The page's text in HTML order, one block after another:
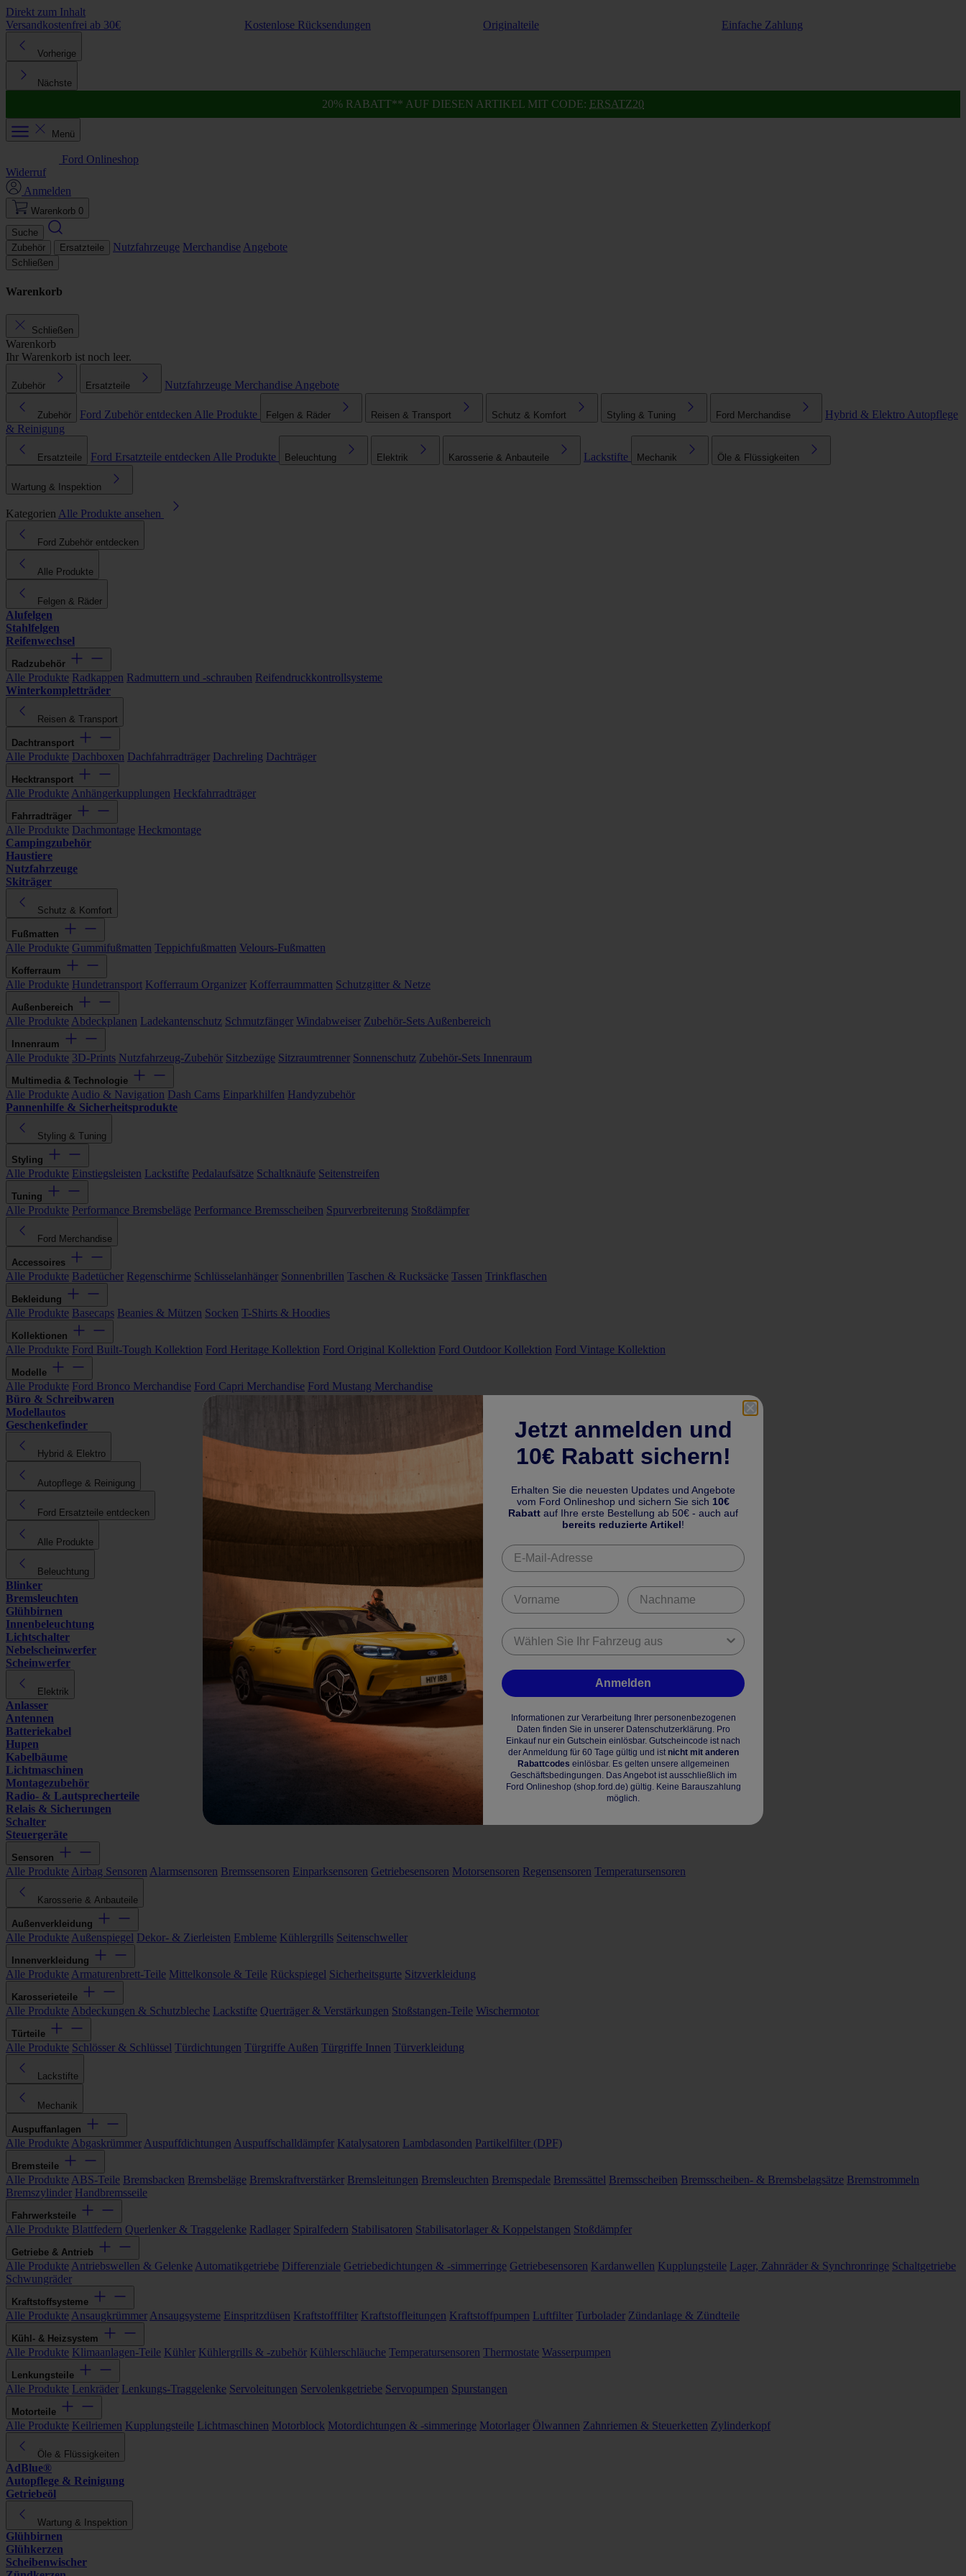
Direkt zum Inhalt
Versandkostenfrei ab 30€
Kostenlose Rücksendungen Originalteile Einfache Zahlung
Vorherige
Nächste
20% RABATT** AUF DIESEN ARTIKEL MIT CODE: ERSATZ20
Menü
Ford Onlineshop
Widerruf
Anmelden
Warenkorb 0
Suche
Zubehör
Ersatzteile Nutzfahrzeuge Merchandise Angebote
Schließen
Warenkorb
Schließen
Warenkorb
Ihr Warenkorb ist noch leer.
Zubehör Ersatzteile Nutzfahrzeuge Merchandise Angebote
Zubehör Ford Zubehör entdecken Alle Produkte Felgen & Räder Reisen & Transport Schutz & Komfort Styling & Tuning Ford Merchandise Hybrid & Elektro Autopflege
& Reinigung
Ersatzteile Ford Ersatzteile entdecken Alle Produkte Beleuchtung Elektrik Karosserie & Anbauteile Lackstifte Mechanik Öle & Flüssigkeiten
Wartung & Inspektion
Kategorien Alle Produkte ansehen
Ford Zubehör entdecken
Alle Produkte
Felgen & Räder
Alufelgen
Stahlfelgen
Reifenwechsel
Radzubehör
Alle Produkte Radkappen Radmuttern und -schrauben Reifendruckkontrollsysteme
Winterkompletträder
Reisen & Transport
Dachtransport
Alle Produkte Dachboxen Dachfahrradträger Dachreling Dachträger
Hecktransport
Alle Produkte Anhängerkupplungen Heckfahrradträger
Fahrradträger
Alle Produkte Dachmontage Heckmontage
Campingzubehör
Haustiere
Nutzfahrzeuge
Skiträger
Schutz & Komfort
Fußmatten
Alle Produkte Gummifußmatten Teppichfußmatten Velours-Fußmatten
Kofferraum
Alle Produkte Hundetransport Kofferraum Organizer Kofferraummatten Schutzgitter & Netze
Außenbereich
Alle Produkte Abdeckplanen Ladekantenschutz Schmutzfänger Windabweiser Zubehör-Sets Außenbereich
Innenraum
Alle Produkte 3D-Prints Nutzfahrzeug-Zubehör Sitzbezüge Sitzraumtrenner Sonnenschutz Zubehör-Sets Innenraum
Multimedia & Technologie
Alle Produkte Audio & Navigation Dash Cams Einparkhilfen Handyzubehör
Pannenhilfe & Sicherheitsprodukte
Styling & Tuning
Styling
Alle Produkte Einstiegsleisten Lackstifte Pedalaufsätze Schaltknäufe Seitenstreifen
Tuning
Alle Produkte Performance Bremsbeläge Performance Bremsscheiben Spurverbreiterung Stoßdämpfer
Ford Merchandise
Accessoires
Alle Produkte Badetücher Regenschirme Schlüsselanhänger Sonnenbrillen Taschen & Rucksäcke Tassen Trinkflaschen
Bekleidung
Alle Produkte Basecaps Beanies & Mützen Socken T-Shirts & Hoodies
Kollektionen
Alle Produkte Ford Built-Tough Kollektion Ford Heritage Kollektion Ford Original Kollektion Ford Outdoor Kollektion Ford Vintage Kollektion
Modelle
Alle Produkte Ford Bronco Merchandise Ford Capri Merchandise Ford Mustang Merchandise
Büro & Schreibwaren
Modellautos
Geschenkefinder
Hybrid & Elektro
Autopflege & Reinigung
Ford Ersatzteile entdecken
Alle Produkte
Beleuchtung
Blinker
Bremsleuchten
Glühbirnen
Innenbeleuchtung
Lichtschalter
Nebelscheinwerfer
Scheinwerfer
Elektrik
Anlasser
Antennen
Batteriekabel
Hupen
Kabelbäume
Lichtmaschinen
Montagezubehör
Radio- & Lautsprecherteile
Relais & Sicherungen
Schalter
Steuergeräte
Sensoren
Alle Produkte Airbag Sensoren Alarmsensoren Bremssensoren Einparksensoren Getriebesensoren Motorsensoren Regensensoren Temperatursensoren
Karosserie & Anbauteile
Außenverkleidung
Alle Produkte Außenspiegel Dekor- & Zierleisten Embleme Kühlergrills Seitenschweller
Innenverkleidung
Alle Produkte Armaturenbrett-Teile Mittelkonsole & Teile Rückspiegel Sicherheitsgurte Sitzverkleidung
Karosserieteile
Alle Produkte Abdeckungen & Schutzbleche Lackstifte Querträger & Verstärkungen Stoßstangen-Teile Wischermotor
Türteile
Alle Produkte Schlösser & Schlüssel Türdichtungen Türgriffe Außen Türgriffe Innen Türverkleidung
Lackstifte
Mechanik
Auspuffanlagen
Alle Produkte Abgaskrümmer Auspuffdichtungen Auspuffschalldämpfer Katalysatoren Lambdasonden Partikelfilter (DPF)
Bremsteile
Alle Produkte ABS-Teile Bremsbacken Bremsbeläge Bremskraftverstärker Bremsleitungen Bremsleuchten Bremspedale Bremssättel Bremsscheiben Bremsscheiben- & Bremsbelagsätze Bremstrommeln
Bremszylinder Handbremsseile
Fahrwerksteile
Alle Produkte Blattfedern Querlenker & Traggelenke Radlager Spiralfedern Stabilisatoren Stabilisatorlager & Koppelstangen Stoßdämpfer
Getriebe & Antrieb
Alle Produkte Antriebswellen & Gelenke Automatikgetriebe Differenziale Getriebedichtungen & -simmerringe Getriebesensoren Kardanwellen Kupplungsteile Lager, Zahnräder & Synchronringe Schaltgetriebe
Schwungräder
Kraftstoffsysteme
Alle Produkte Ansaugkrümmer Ansaugsysteme Einspritzdüsen Kraftstofffilter Kraftstoffleitungen Kraftstoffpumpen Luftfilter Turbolader Zündanlage & Zündteile
Kühl- & Heizsystem
Alle Produkte Klimaanlagen-Teile Kühler Kühlergrills & -zubehör Kühlerschläuche Temperatursensoren Thermostate Wasserpumpen
Lenkungsteile
Alle Produkte Lenkräder Lenkungs-Traggelenke Servoleitungen Servolenkgetriebe Servopumpen Spurstangen
Motorteile
Alle Produkte Keilriemen Kupplungsteile Lichtmaschinen Motorblock Motordichtungen & -simmeringe Motorlager Ölwannen Zahnriemen & Steuerketten Zylinderkopf
Öle & Flüssigkeiten
AdBlue®
Autopflege & Reinigung
Getriebeöl
Wartung & Inspektion
Glühbirnen
Glühkerzen
Scheibenwischer
Jetzt anmelden und
10€ Rabatt sichern!
Erhalten Sie die neuesten Updates und Angebote
vom Ford Onlineshop und sichern Sie sich 10€
Rabatt auf Ihre erste Bestellung ab 50€ - auch auf
bereits reduzierte Artikel!
Anmelden
Informationen zur Verarbeitung Ihrer personenbezogenen
Daten finden Sie in unserer Datenschutzerklärung. Pro
Einkauf nur ein Gutschein einlösbar. Gutscheincode ist nach
der Anmeldung für 60 Tage gültig und ist nicht mit anderen
Rabattcodes einlösbar. Es gelten unsere allgemeinen
Geschäftsbedingungen. Das Angebot ist ausschließlich im
Ford Onlineshop (shop.ford.de) gültig. Keine Barauszahlung
möglich.